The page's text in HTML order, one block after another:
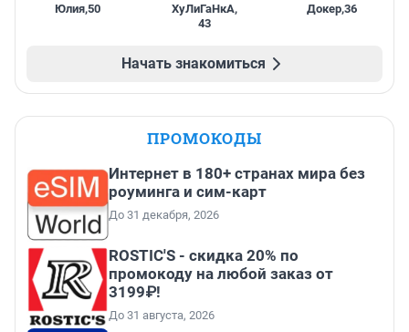
Юлия,50 ХуЛиГаНкА,
43
Докер,36
Начать знакомиться
ПРОМОКОДЫ
Интернет в 180+ странах мира без
роуминга и сим-карт
До 31 декабря, 2026
ROSTIC'S - скидка 20% по
промокоду на любой заказ от
3199₽!
До 31 августа, 2026